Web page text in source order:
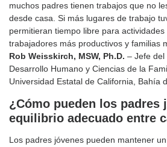
muchos padres tienen trabajos que no
desde casa. Si más lugares de trabajo
permitieran tiempo libre para
trabajadores más productivos y familias
Rob Weisskirch, MSW, Ph.D. – Jefe del
Desarrollo Humano y Ciencias de la
Universidad Estatal de California, Bahía
¿Cómo pueden los padres
equilibrio adecuado entre
Los padres jóvenes pueden mantener